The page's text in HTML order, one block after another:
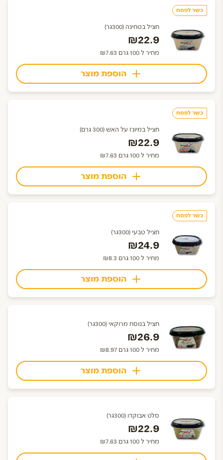
כשר לפסח
חציל בטחינה (300גר)
₪22.9
מחיר ל 100 גרם ₪7.63
הוספת מוצר
כשר לפסח
חציל במיונז על האש (300 גרם)
₪22.9
מחיר ל 100 גרם ₪7.63
הוספת מוצר
כשר לפסח
חציל טבעי (300גר)
₪24.9
מחיר ל 100 גרם ₪8.3
הוספת מוצר
חציל בנוסח מרוקאי (300גר)
₪26.9
מחיר ל 100 גרם ₪8.97
הוספת מוצר
סלט אבוקדו (300גר)
₪22.9
מחיר ל 100 גרם ₪7.63